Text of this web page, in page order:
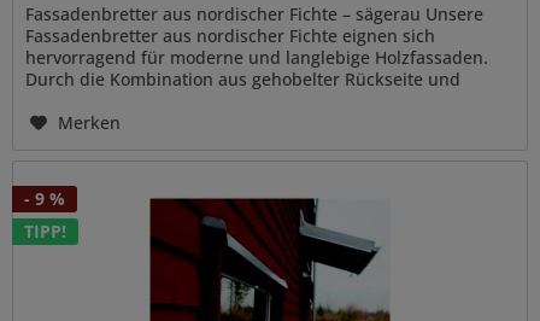
Fassadenbretter aus nordischer Fichte – sägerau Unsere
Fassadenbretter aus nordischer Fichte eignen sich
hervorragend für moderne und langlebige Holzfassaden.
Durch die Kombination aus gehobelter Rückseite und
Merken
- 9 %
TIPP!